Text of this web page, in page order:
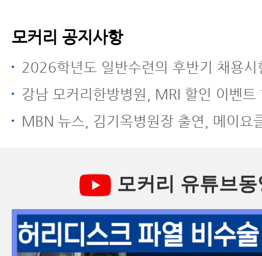
모커리 공지사항
2026학년도 일반수련의 후반기 채용
강남 모커리한방병원, MRI 할인 이벤트
MBN 뉴스, 김기옥병원장 출연, 메이요클리닉과 모커리한방병원 전방
모커리 유튜브